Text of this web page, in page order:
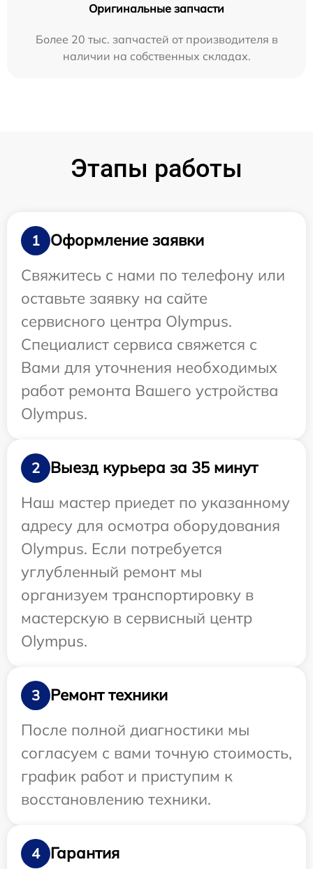
Оригинальные запчасти
Более 20 тыс. запчастей от производителя в
наличии на собственных складах.
Этапы работы
1
Оформление заявки
Свяжитесь с нами по телефону или
оставьте заявку на сайте
сервисного центра Olympus.
Специалист сервиса свяжется с
Вами для уточнения необходимых
работ ремонта Вашего устройства
Olympus.
2
Выезд курьера за 35 минут
Наш мастер приедет по указанному
адресу для осмотра оборудования
Olympus. Если потребуется
углубленный ремонт мы
организуем транспортировку в
мастерскую в сервисный центр
Olympus.
3
Ремонт техники
После полной диагностики мы
согласуем с вами точную стоимость,
график работ и приступим к
восстановлению техники.
4 Гарантия